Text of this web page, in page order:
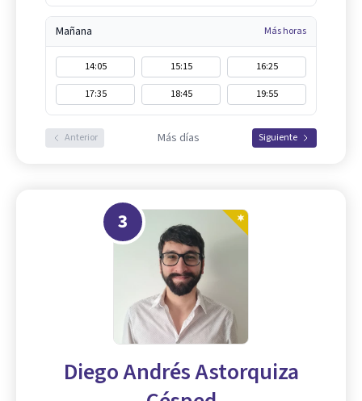
Mañana Más horas
14:05 15:15
16:25
17:35
18:45 19:55
Anterior Más días Siguiente
3
Diego Andrés Astorquiza